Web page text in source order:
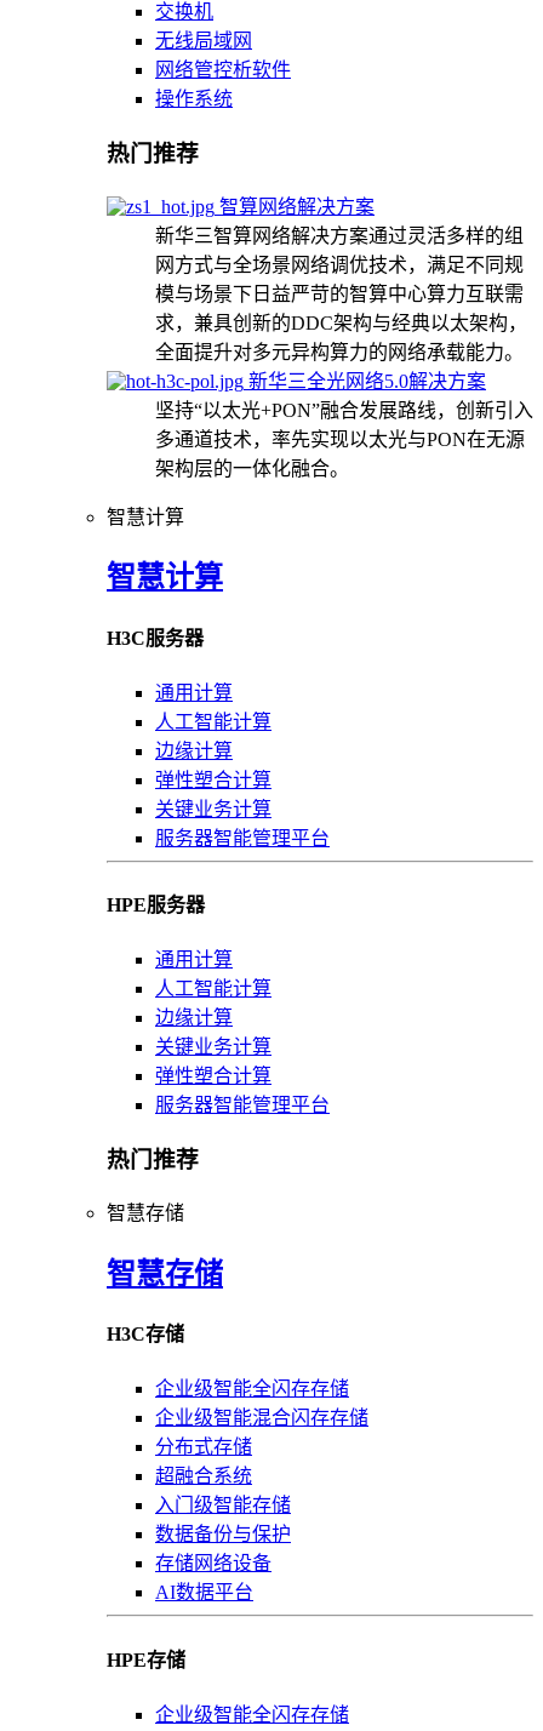
交换机
无线局域网
网络管控析软件
操作系统
热门推荐
智算网络解决方案
新华三智算网络解决方案通过灵活多样的组
网方式与全场景网络调优技术，满足不同规
模与场景下日益严苛的智算中心算力互联需
求，兼具创新的DDC架构与经典以太架构，
全面提升对多元异构算力的网络承载能力。
新华三全光网络5.0解决方案
坚持“以太光+PON”融合发展路线，创新引入
多通道技术，率先实现以太光与PON在无源
架构层的一体化融合。
智慧计算
智慧计算
H3C服务器
通用计算
人工智能计算
边缘计算
弹性塑合计算
关键业务计算
服务器智能管理平台
HPE服务器
通用计算
人工智能计算
边缘计算
关键业务计算
弹性塑合计算
服务器智能管理平台
热门推荐
智慧存储
智慧存储
H3C存储
企业级智能全闪存存储
企业级智能混合闪存存储
分布式存储
超融合系统
入门级智能存储
数据备份与保护
存储网络设备
AI数据平台
HPE存储
企业级智能全闪存存储